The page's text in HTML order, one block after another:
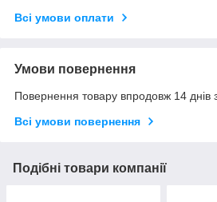
Всі умови оплати
Умови повернення
Повернення товару впродовж 14 днів
Всі умови повернення
Подібні товари компанії